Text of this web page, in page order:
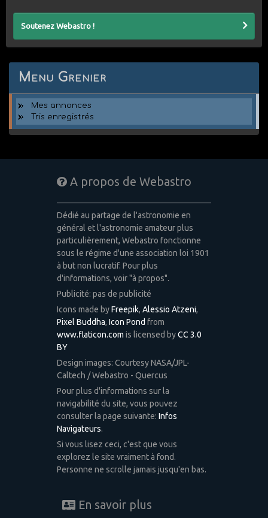
Soutenez Webastro !
Menu Grenier
Mes annonces
Tris enregistrés
A propos de Webastro
Dédié au partage de l'astronomie en
général et l'astronomie amateur plus
particulièrement, Webastro fonctionne
sous le régime d'une association loi 1901
à but non lucratif. Pour plus
d'informations, voir "à propos".
Publicité: pas de publicité
Icons made byFreepik, Alessio Atzeni,
Pixel Buddha, Icon Pond from
www.flaticon.com is licensed byCC 3.0
BY
Design images: Courtesy NASA/JPL-
Caltech / Webastro - Quercus
Pour plus d'informations sur la
navigabilité du site, vous pouvez
consulter la page suivante: Infos
Navigateurs.
Si vous lisez ceci, c'est que vous
explorez le site vraiment à fond.
Personne ne scrolle jamais jusqu'en bas.
En savoir plus